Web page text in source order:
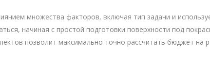
множества факторов, включая тип задачи и
начиная с простой подготовки поверхности под
позволит максимально точно рассчитать бюджет на